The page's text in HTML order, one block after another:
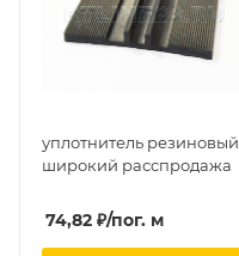
уплотнитель резиновый
широкий расспродажа
74,82 ₽/пог. м